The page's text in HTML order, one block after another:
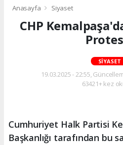
Anasayfa Siyaset
CHP
SIYASET
19.03.2025 - 22:55,
63421+ kez
Cumhuriyet Halk Partisi
Başkanlığı tarafından bu